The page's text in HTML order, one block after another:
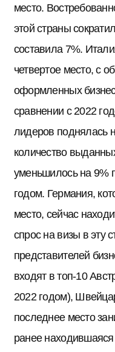
место.
этой страны
составила 7%.
четвертое место, с
оформленных
сравнении с 2022
лидеров поднялась
количество
уменьшилось на 9%
годом. Германия,
место, сейчас
спрос на визы в эту
представителей
входят в топ-10
2022 годом),
последнее место
ранее находившаяся